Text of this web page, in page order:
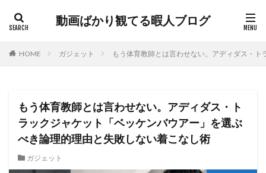
動画ばかり観てる暇人ブログ
HOME ガジェット もう体育教師とは言わせない。アディダス・
もう体育教師とは言わせない。アディダス・ト
ラックジャケット「ベッケンバウアー」を選ぶ
べき論理的理由と失敗しない着こなし術
ガジェット